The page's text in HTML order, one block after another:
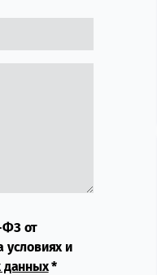
ФЗ от
условиях и
данных*